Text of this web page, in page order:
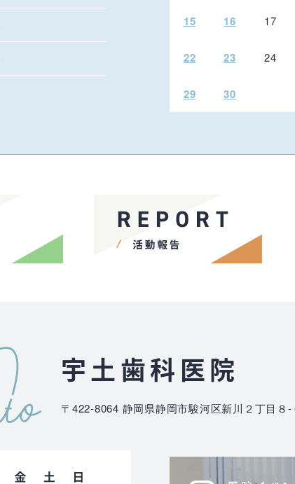
15 16 17
22 23 24
29 30
宇土歯科医院
〒422-8064 静岡県静岡市駿河区新川２丁目８-